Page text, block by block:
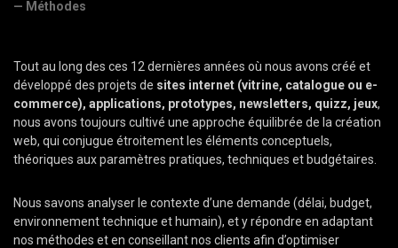
— Méthodes
Tout au long des ces 12 dernières années où nous avons créé et
développé des projets de sites internet (vitrine, catalogue ou e-
commerce), applications, prototypes, newsletters, quizz, jeux,
nous avons toujours cultivé une approche équilibrée de la création
web, qui conjugue étroitement les éléments conceptuels,
théoriques aux paramètres pratiques, techniques et budgétaires.
Nous savons analyser le contexte d’une demande (délai, budget,
environnement technique et humain), et y répondre en adaptant
nos méthodes et en conseillant nos clients afin d’optimiser